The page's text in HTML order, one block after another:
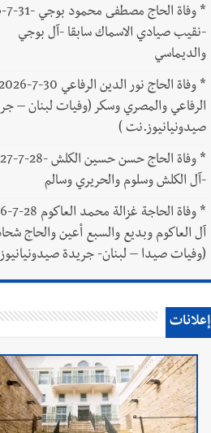
*
-نقيب صيادي الاسماك سابقا -آل بوجي
والديماسي
*
الرفاعي والمصري وسكر (وفيات لبنان –
صيدونيانيوز.نت )
*
وفاة الحاج
-آل الكلش وسلوم والحريري وسالم
*
وفاة
آل العاكوم وبديع والسبع أعين والحاج
(وفيات صيدا – لبنان- جريدة
إعلانات